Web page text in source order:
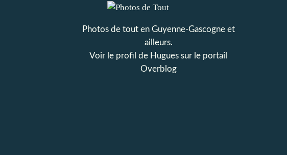
Photos de tout en Guyenne-Gascogne et
ailleurs.
Voir le profil de Hugues sur le portail
Overblog